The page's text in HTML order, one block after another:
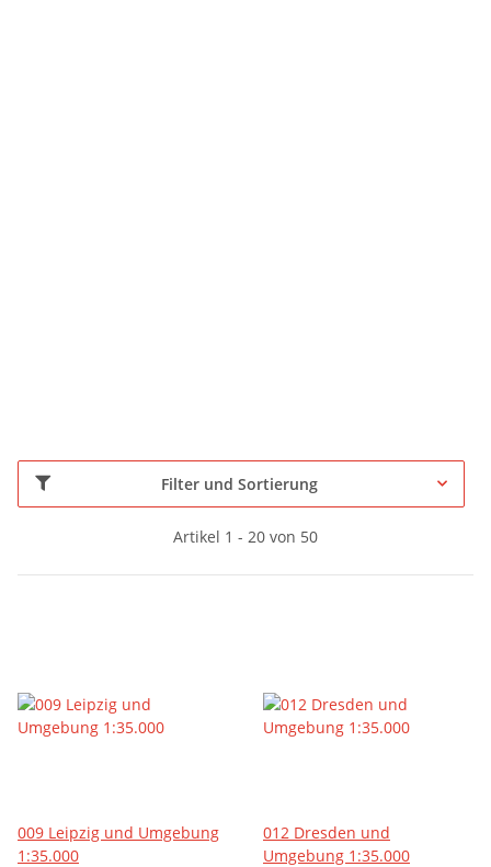
Filter und Sortierung
Artikel 1 - 20 von 50
009 Leipzig und Umgebung
1:35.000
012 Dresden und
Umgebung 1:35.000